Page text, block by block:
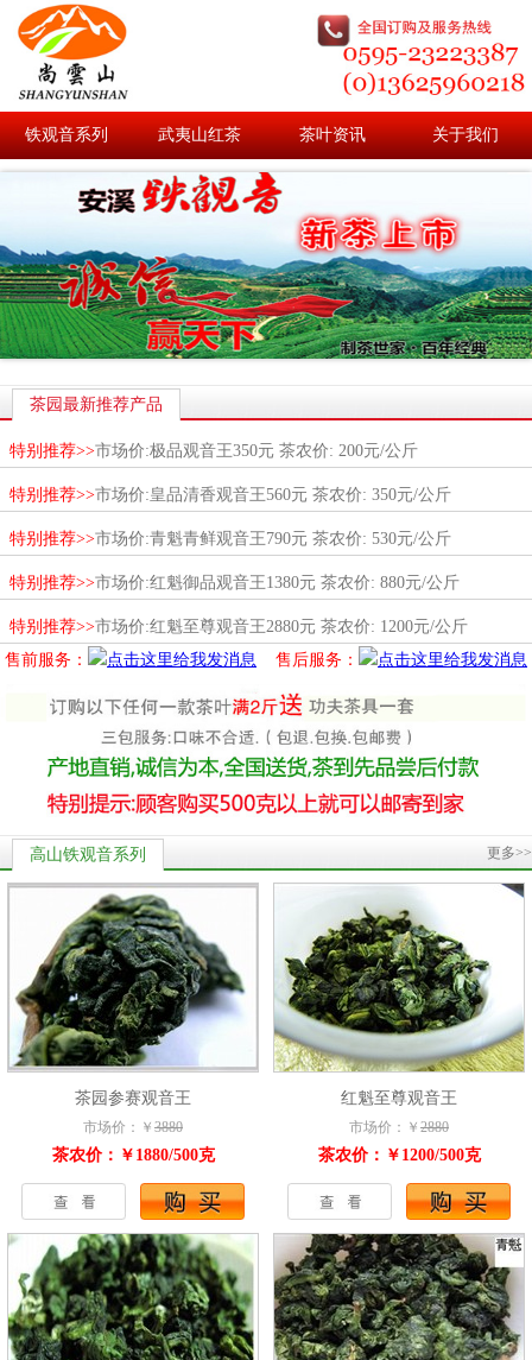
铁观音系列 武夷山红茶 茶叶资讯 关于我们
茶园最新推荐产品
特别推荐>>市场价:极品观音王350元 茶农价: 200元/公斤
特别推荐>>市场价:皇品清香观音王560元 茶农价: 350元/公斤
特别推荐>>市场价:青魁青鲜观音王790元 茶农价: 530元/公斤
特别推荐>>市场价:红魁御品观音王1380元 茶农价: 880元/公斤
特别推荐>>市场价:红魁至尊观音王2880元 茶农价: 1200元/公斤
售前服务：
售后服务：
高山铁观音系列 更多>>
茶园参赛观音王
市场价：￥ 3880
茶农价：￥1880/500克
红魁至尊观音王
市场价：￥ 2880
茶农价：￥1200/500克